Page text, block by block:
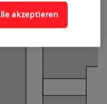
akzeptieren